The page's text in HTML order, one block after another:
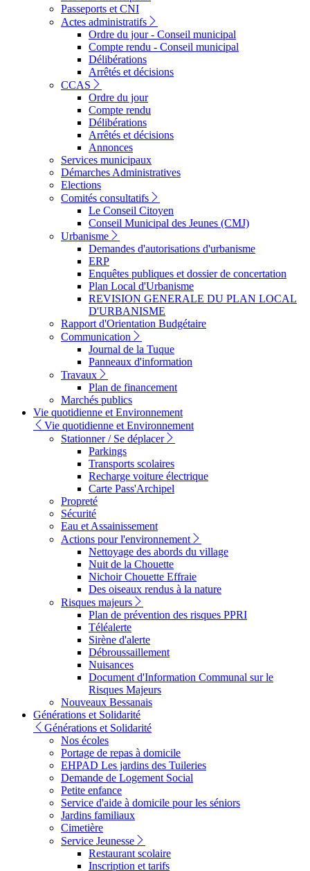
Passeports et CNI
Actes administratifs
Ordre du jour - Conseil municipal
Compte rendu - Conseil municipal
Délibérations
Arrêtés et décisions
CCAS
Ordre du jour
Compte rendu
Délibérations
Arrêtés et décisions
Annonces
Services municipaux
Démarches Administratives
Elections
Comités consultatifs
Le Conseil Citoyen
Conseil Municipal des Jeunes (CMJ)
Urbanisme
Demandes d'autorisations d'urbanisme
ERP
Enquêtes publiques et dossier de concertation
Plan Local d'Urbanisme
REVISION GENERALE DU PLAN LOCAL
D'URBANISME
Rapport d'Orientation Budgétaire
Communication
Journal de la Tuque
Panneaux d'information
Travaux
Plan de financement
Marchés publics
Vie quotidienne et Environnement
Vie quotidienne et Environnement
Stationner / Se déplacer
Parkings
Transports scolaires
Recharge voiture électrique
Carte Pass'Archipel
Propreté
Sécurité
Eau et Assainissement
Actions pour l'environnement
Nettoyage des abords du village
Nuit de la Chouette
Nichoir Chouette Effraie
Des oiseaux rendus à la nature
Risques majeurs
Plan de prévention des risques PPRI
Téléalerte
Sirène d'alerte
Débroussaillement
Nuisances
Document d'Information Communal sur le
Risques Majeurs
Nouveaux Bessanais
Générations et Solidarité
Générations et Solidarité
Nos écoles
Portage de repas à domicile
EHPAD Les jardins des Tuileries
Demande de Logement Social
Petite enfance
Service d'aide à domicile pour les séniors
Jardins familiaux
Cimetière
Service Jeunesse
Restaurant scolaire
Inscription et tarifs